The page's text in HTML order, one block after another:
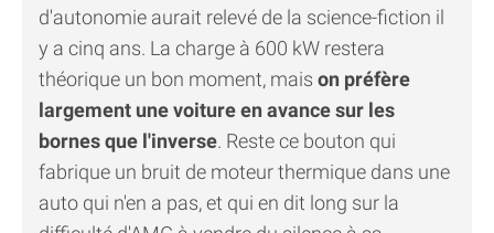
d'autonomie aurait relevé de la science-fiction il
y a cinq ans. La charge à 600 kW restera
théorique un bon moment, mais on préfère
largement une voiture en avance sur les
bornes que l'inverse. Reste ce bouton qui
fabrique un bruit de moteur thermique dans une
auto qui n'en a pas, et qui en dit long sur la